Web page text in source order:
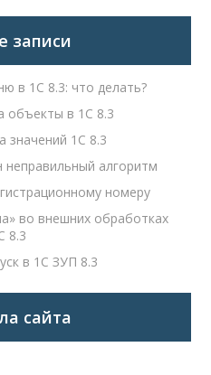
записи
в 1С 8.3: что делать?
объекты в 1С 8.3
значений 1С 8.3
неправильный алгоритм
номеру
во внешних обработках
8.3
в 1С ЗУП 8.3
сайта